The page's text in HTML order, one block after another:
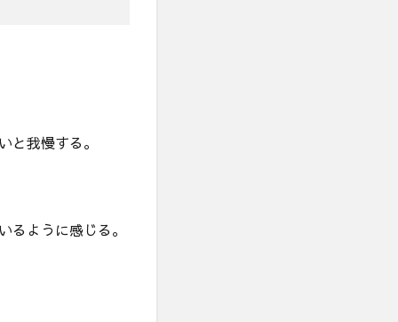
我慢する。
ように感じる。